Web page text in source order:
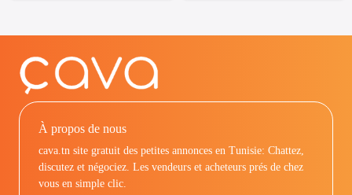
À propos de nous
cava.tn site gratuit des petites annonces en Tunisie: Chattez,
discutez et négociez. Les vendeurs et acheteurs prés de chez
vous en simple clic.